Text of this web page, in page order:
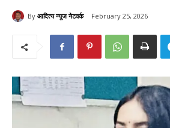
By आदित्य न्यूज नेटवर्क February 25, 2026